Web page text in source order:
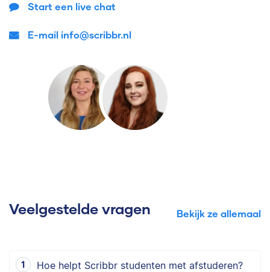
Start een live chat
E-mail info@scribbr.nl
Veelgestelde vragen Bekijk ze allemaal
Hoe helpt Scribbr studenten met afstuderen?